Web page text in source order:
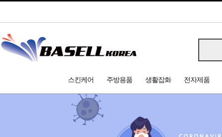
스킨케어 주방용품 생활잡화 전자제품